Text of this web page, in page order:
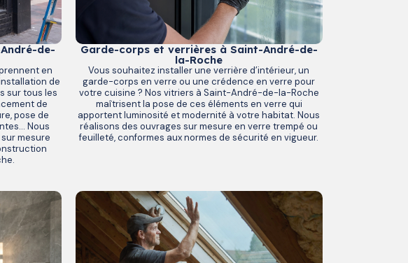
de-
en
de
sur tous les
de
pose de
Nous
mesure
Garde-corps et verrières à Saint-André-de-
la-Roche
Vous souhaitez installer une verrière d’intérieur, un
garde-corps en verre ou une crédence en verre pour
votre cuisine ? Nos vitriers à Saint-André-de-la-Roche
maîtrisent la pose de ces éléments en verre qui
apportent luminosité et modernité à votre habitat. Nous
réalisons des ouvrages sur mesure en verre trempé ou
feuilleté, conformes aux normes de sécurité en vigueur.